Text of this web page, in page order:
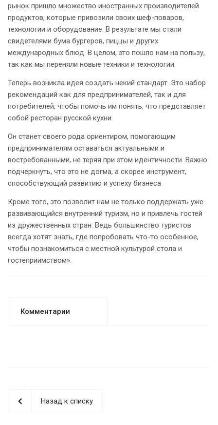
рынок пришло множество иностранных производителей
продуктов, которые привозили своих шеф-поваров,
технологии и оборудование. В результате мы стали
свидетелями бума бургеров, пиццы и других
международных блюд. В целом, это пошло нам на пользу,
так как мы переняли новые техники и технологии.
Теперь возникла идея создать некий стандарт. Это набор
рекомендаций как для предпринимателей, так и для
потребителей, чтобы помочь им понять, что представляет
собой ресторан русской кухни.
Он станет своего рода ориентиром, помогающим
предпринимателям оставаться актуальными и
востребованными, не теряя при этом идентичности. Важно
подчеркнуть, что это не догма, а скорее инструмент,
способствующий развитию и успеху бизнеса
Кроме того, это позволит нам не только поддержать уже
развивающийся внутренний туризм, но и привлечь гостей
из дружественных стран. Ведь большинство туристов
всегда хотят знать, где попробовать что-то особенное,
чтобы познакомиться с местной культурой стола и
гостеприимством».
Комментарии
Назад к списку